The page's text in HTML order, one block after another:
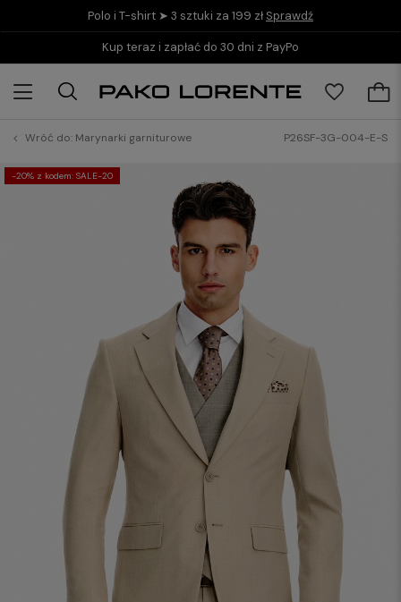
Polo i T-shirt ➤ 3 sztuki za 199 zł Sprawdź
Kup teraz i zapłać do 30 dni z PayPo
Wróć do: Marynarki garniturowe P26SF-3G-004-E-S
-20% z kodem: SALE-20